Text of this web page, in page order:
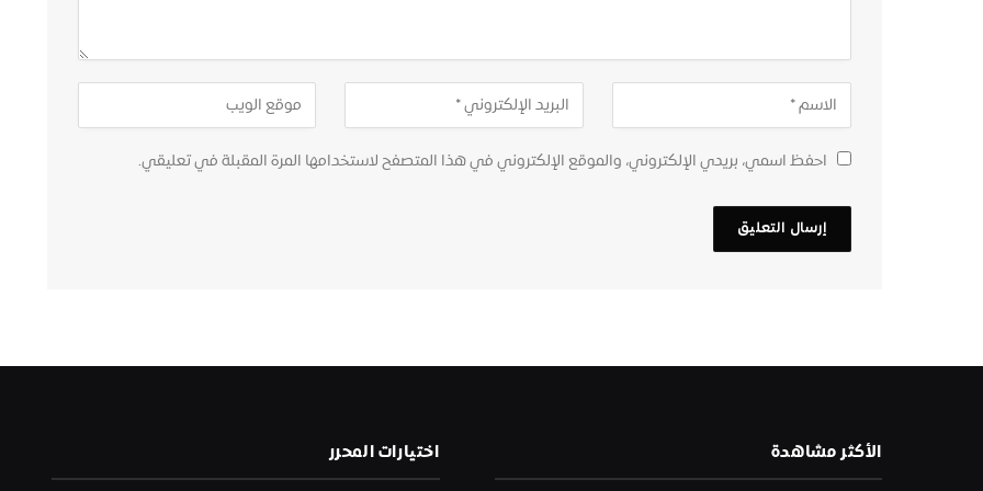
احفظ اسمي، بريدي الإلكتروني، والموقع الإلكتروني في هذا المتصفح لاستخدامها المرة المقبلة في تعليقي.
الأكثر مشاهدة اختيارات المحرر